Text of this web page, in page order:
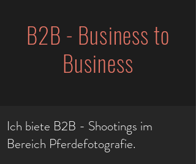
B2B - Business to
Business
Ich biete B2B - Shootings im
Bereich Pferdefotografie.